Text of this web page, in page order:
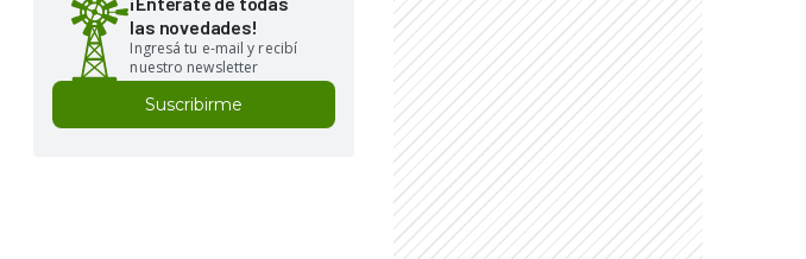
las novedades!
Ingresá tu e-mail y recibí
nuestro newsletter
Suscribirme